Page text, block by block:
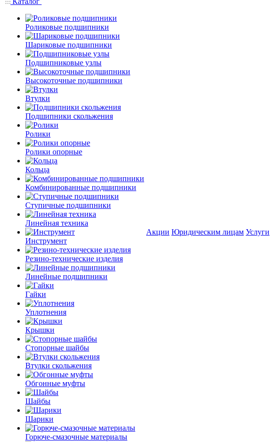
Роликовые подшипники
Шариковые подшипники
Подшипниковые узлы
Высокоточные подшипники
Втулки
Подшипники скольжения
Ролики
Ролики опорные
Кольца
Комбинированные подшипники
Ступичные подшипники
Линейная техника
Инструмент
Резино-технические изделия
Линейные подшипники
Гайки
Уплотнения
Крышки
Стопорные шайбы
Втулки скольжения
Обгонные муфты
Шайбы
Шарики
Горюче-смазочные материалы
Акции Юридическим лицам Услуги